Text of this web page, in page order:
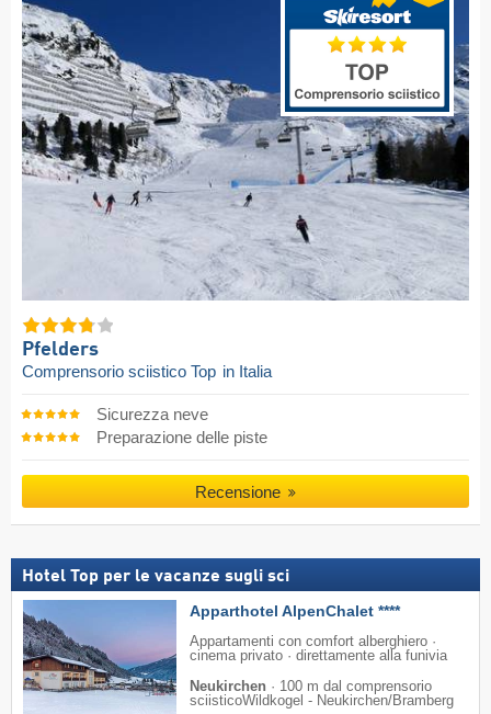
Pfelders
Comprensorio sciistico Top in Italia
Sicurezza neve
Preparazione delle piste
Recensione
Hotel Top per le vacanze sugli sci
Apparthotel AlpenChalet ****
Appartamenti con comfort alberghiero ·
cinema privato · direttamente alla funivia
Neukirchen · 100 m dal comprensorio
sciisticoWildkogel - Neukirchen/​Bramberg